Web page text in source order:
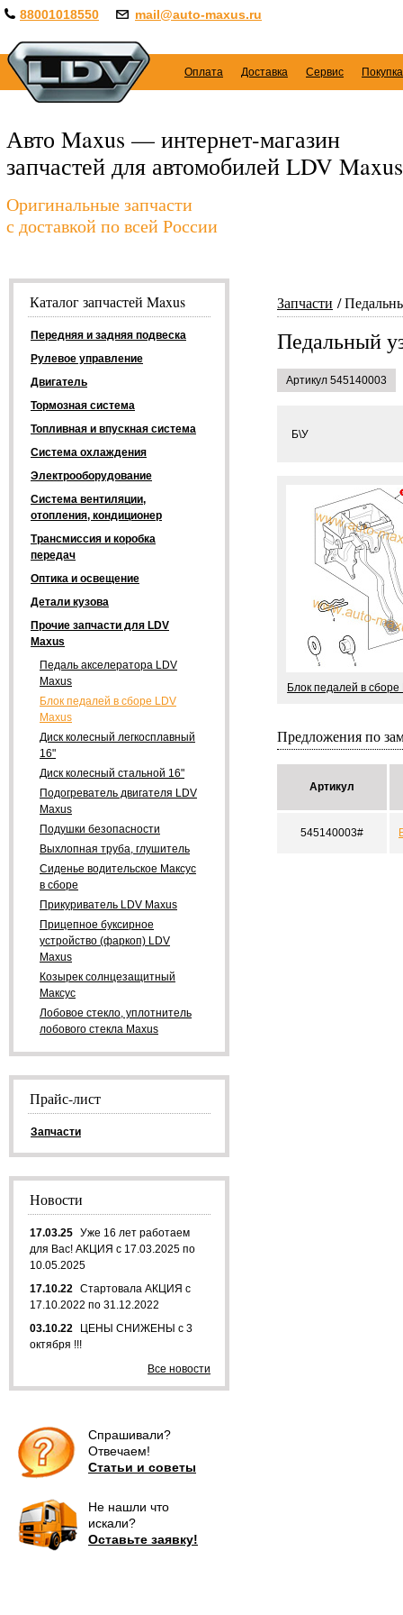
88001018550 mail@auto-maxus.ru
Оплата Доставка Сервис
Авто Maxus — интернет-магазин
запчастей для автомобилей LDV Maxus
Оригинальные запчасти
с доставкой по всей России
Запчасти
Педальный
Артикул 545140003
Б\У
Блок педалей в сборе
Предложения по
Артикул
545140003#
Каталог запчастей Maxus
Передняя и задняя подвеска
Рулевое управление
Двигатель
Тормозная система
Топливная и впускная система
Система охлаждения
Электрооборудование
Система вентиляции,
отопления, кондиционер
Трансмиссия и коробка
передач
Оптика и освещение
Детали кузова
Прочие запчасти для LDV
Maxus
Педаль акселератора LDV
Maxus
Блок педалей в сборе LDV
Maxus
Диск колесный легкосплавный
16"
Диск колесный стальной 16"
Подогреватель двигателя LDV
Maxus
Подушки безопасности
Выхлопная труба, глушитель
Сиденье водительское Максус
в сборе
Прикуриватель LDV Maxus
Прицепное буксирное
устройство (фаркоп) LDV
Maxus
Козырек солнцезащитный
Максус
Лобовое стекло, уплотнитель
лобового стекла Maxus
Прайс-лист
Запчасти
Новости
17.03.25 Уже 16 лет работаем
для Вас! АКЦИЯ с 17.03.2025 по
10.05.2025
17.10.22 Стартовала АКЦИЯ с
17.10.2022 по 31.12.2022
03.10.22
ЦЕНЫ СНИЖЕНЫ с 3
октября !!!
Все новости
Спрашивали?
Отвечаем!
Статьи и советы
Не нашли что
искали?
Оставьте заявку!